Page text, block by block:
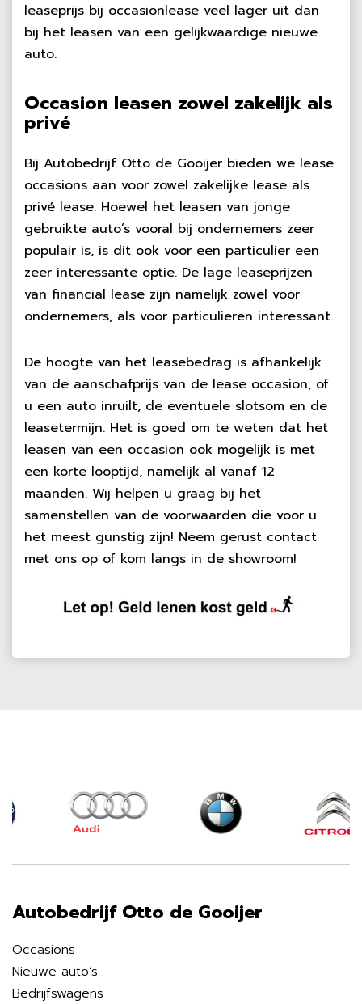
leaseprijs bij occasionlease veel lager uit dan
bij het leasen van een gelijkwaardige nieuwe
auto.
Occasion leasen zowel zakelijk als
privé
Bij Autobedrijf Otto de Gooijer bieden we lease
occasions aan voor zowel zakelijke lease als
privé lease. Hoewel het leasen van jonge
gebruikte auto’s vooral bij ondernemers zeer
populair is, is dit ook voor een particulier een
zeer interessante optie. De lage leaseprijzen
van financial lease zijn namelijk zowel voor
ondernemers, als voor particulieren interessant.
De hoogte van het leasebedrag is afhankelijk
van de aanschafprijs van de lease occasion, of
u een auto inruilt, de eventuele slotsom en de
leasetermijn. Het is goed om te weten dat het
leasen van een occasion ook mogelijk is met
een korte looptijd, namelijk al vanaf 12
maanden. Wij helpen u graag bij het
samenstellen van de voorwaarden die voor u
het meest gunstig zijn! Neem gerust contact
met ons op of kom langs in de showroom!
Autobedrijf Otto de Gooijer
Occasions
Nieuwe auto’s
Bedrijfswagens